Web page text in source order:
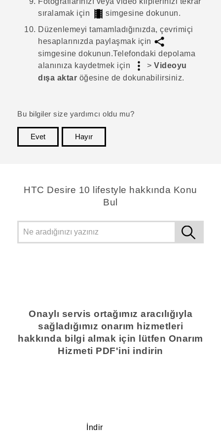
sıralamak için
simgesine dokunun.
Düzenlemeyi tamamladığınızda, çevrimiçi
hesaplarınızda paylaşmak için
simgesine dokunun.Telefondaki depolama
alanınıza kaydetmek için
> Videoyu
dışa aktar öğesine de dokunabilirsiniz.
Bu bilgiler size yardımcı oldu mu?
Evet
Hayır
HTC Desire 10 lifestyle hakkında Konu
Bul
Onaylı servis ortağımız aracılığıyla
sağladığımız onarım hizmetleri
hakkında bilgi almak için lütfen Onarım
Hizmeti PDF'ini indirin
İndir